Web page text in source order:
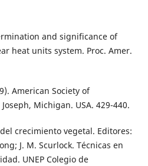
and significance of
heat units system. Proc. Amer.
American Society of
Michigan. USA. 429-440.
crecimiento vegetal. Editores:
J. M. Scurlock. Técnicas en
UNEP Colegio de